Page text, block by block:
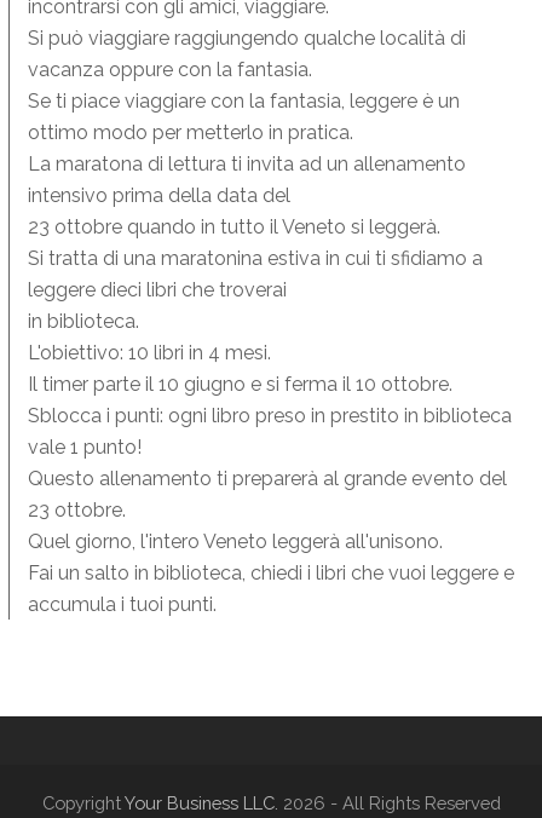
incontrarsi con gli amici, viaggiare.
Si può viaggiare raggiungendo qualche località di
vacanza oppure con la fantasia.
Se ti piace viaggiare con la fantasia, leggere è un
ottimo modo per metterlo in pratica.
La maratona di lettura ti invita ad un allenamento
intensivo prima della data del
23 ottobre quando in tutto il Veneto si leggerà.
Si tratta di una maratonina estiva in cui ti sfidiamo a
leggere dieci libri che troverai
in biblioteca.
L'obiettivo: 10 libri in 4 mesi.
Il timer parte il 10 giugno e si ferma il 10 ottobre.
Sblocca i punti: ogni libro preso in prestito in biblioteca
vale 1 punto!
Questo allenamento ti preparerà al grande evento del
23 ottobre.
Quel giorno, l'intero Veneto leggerà all'unisono.
Fai un salto in biblioteca, chiedi i libri che vuoi leggere e
accumula i tuoi punti.
CopyrightYour Business LLC. 2026 - All Rights Reserved